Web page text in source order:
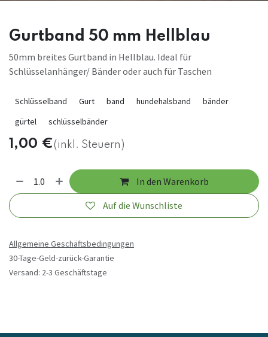
Gurtband 50 mm Hellblau
50mm breites Gurtband in Hellblau. Ideal für
Schlüsselanhänger/ Bänder oder auch für Taschen
Schlüsselband Gurt band hundehalsband
bänder
gürtel
schlüsselbänder
1,00 €(inkl. Steuern)
In den Warenkorb
Auf die Wunschliste
Allgemeine Geschäftsbedingungen
30-Tage-Geld-zurück-Garantie
Versand: 2-3 Geschäftstage